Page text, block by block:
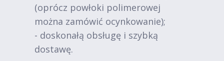
(oprócz powłoki polimerowej
można zamówić ocynkowanie);
- doskonałą obsługę i szybką
dostawę.